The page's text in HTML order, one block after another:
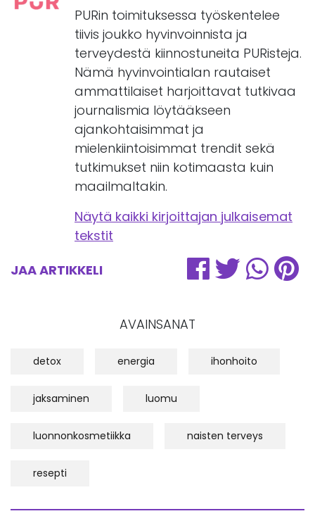
PURin toimituksessa työskentelee
tiivis joukko hyvinvoinnista ja
terveydestä kiinnostuneita PURisteja.
Nämä hyvinvointialan rautaiset
ammattilaiset harjoittavat tutkivaa
journalismia löytääkseen
ajankohtaisimmat ja
mielenkiintoisimmat trendit sekä
tutkimukset niin kotimaasta kuin
maailmaltakin.
Näytä kaikki kirjoittajan julkaisemat
tekstit
JAA ARTIKKELI
AVAINSANAT
detox energia ihonhoito
jaksaminen luomu
luonnonkosmetiikka naisten terveys
resepti